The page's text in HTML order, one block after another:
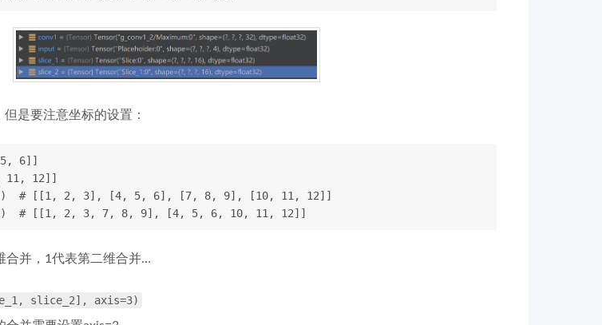
是要注意坐标的设置：
6]]
12]]
# [[1, 2, 3], [4, 5, 6], [7, 8, 9], [10, 11, 12]]
# [[1, 2, 3, 7, 8, 9], [4, 5, 6, 10, 11, 12]]
合并，1代表第二维合并…
slice_2], axis=3)